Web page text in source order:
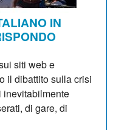
IN
siti web e
il dibattito sulla crisi
inevitabilmente
di gare, di